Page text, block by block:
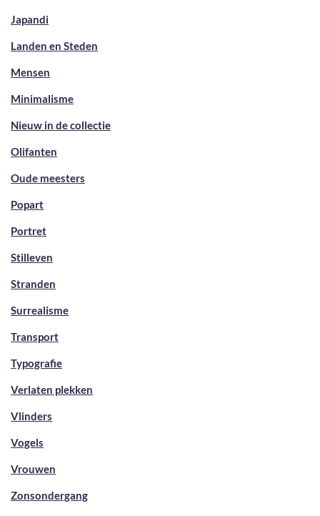
Japandi
Landen en Steden
Mensen
Minimalisme
Nieuw in de collectie
Olifanten
Oude meesters
Popart
Portret
Stilleven
Stranden
Surrealisme
Transport
Typografie
Verlaten plekken
Vlinders
Vogels
Vrouwen
Zonsondergang